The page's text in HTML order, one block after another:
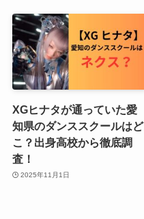
XGヒナタが通っていた愛
知県のダンススクールはど
こ？出身高校から徹底調
査！
2025年11月1日